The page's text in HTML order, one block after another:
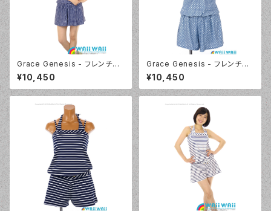
Grace Genesis - フレンチス
リーブ トリッキー4点セット（511
9 - 75:ネイビーブルー）
¥10,450
Grace Genesis - フレンチス
リーブ トリッキー4点セット（511
9 - 70:ブルー）
¥10,450